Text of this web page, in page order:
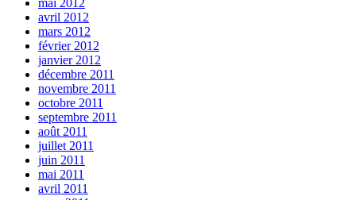
avril 2012
mars 2012
février 2012
janvier 2012
décembre 2011
novembre 2011
octobre 2011
septembre 2011
août 2011
juillet 2011
juin 2011
mai 2011
avril 2011